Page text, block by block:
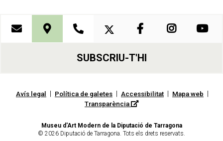
SUBSCRIU-T'HI
Avís legal | Política de galetes | Accessibilitat | Mapa web |
Transparència
Museu d'Art Modern de la Diputació de Tarragona
© 2026 Diputació de Tarragona. Tots els drets reservats.